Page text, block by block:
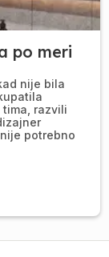
po meri
nije bila
tima, razvili
potrebno